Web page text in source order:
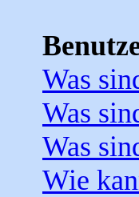
Was
Was
Was
Wie